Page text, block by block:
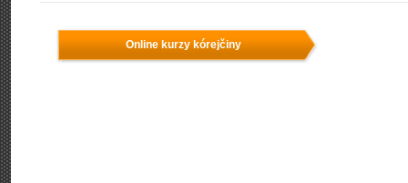
Online kurzy kórejčiny